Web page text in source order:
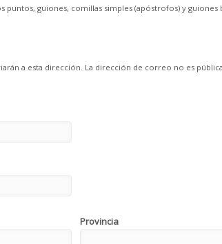
guiones, comillas simples (apóstrofos) y guiones
a esta dirección. La dirección de correo no es
Provincia